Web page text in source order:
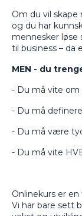
Om du vil
og du har
mennesker løse
til business – da
MEN - du
- Du må vite
- Du må
- Du må være
- Du må vite
Onlinekurs er
Vi har bare sett